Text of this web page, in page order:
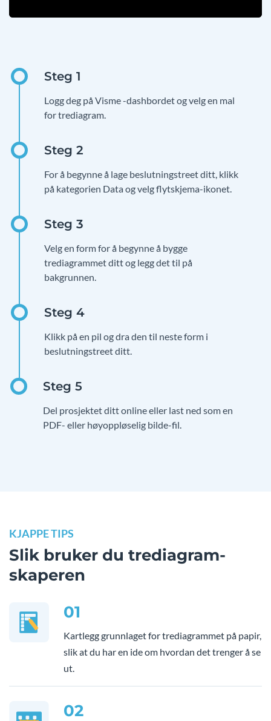
Logg deg på Visme -dashbordet og velg en mal
for trediagram.
For å begynne å lage beslutningstreet ditt, klikk
på kategorien Data og velg flytskjema-ikonet.
Velg en form for å begynne å bygge
trediagrammet ditt og legg det til på
bakgrunnen.
Klikk på en pil og dra den til neste form i
beslutningstreet ditt.
Del prosjektet ditt online eller last ned som en
PDF- eller høyoppløselig bilde-fil.
KJAPPE TIPS
Slik bruker du trediagram-
skaperen
01
Kartlegg grunnlaget for trediagrammet på papir,
slik at du har en ide om hvordan det trenger å se
ut.
02